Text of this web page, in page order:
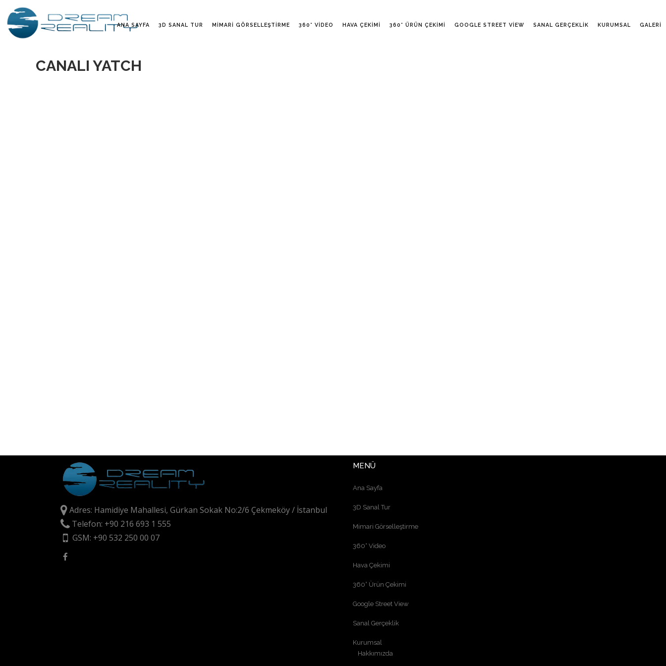
ANA SAYFA 3D SANAL TUR MIMARI GÖRSELLEŞTIRME 360° VIDEO HAVA ÇEKIMI 360° ÜRÜN ÇEKIMI GOOGLE STREET VIEW SANAL GERÇEKLIK KURUMSAL GALERI
CANALI YATCH
Adres: Hamidiye Mahallesi, Gürkan Sokak No:2/6 Çekmeköy / İstanbul
Telefon: +90 216 693 1 555
GSM: +90 532 250 00 07
MENÜ
Ana Sayfa
3D Sanal Tur
Mimari Görselleştirme
360° Video
Hava Çekimi
360° Ürün Çekimi
Google Street View
Sanal Gerçeklik
Kurumsal
Hakkımızda